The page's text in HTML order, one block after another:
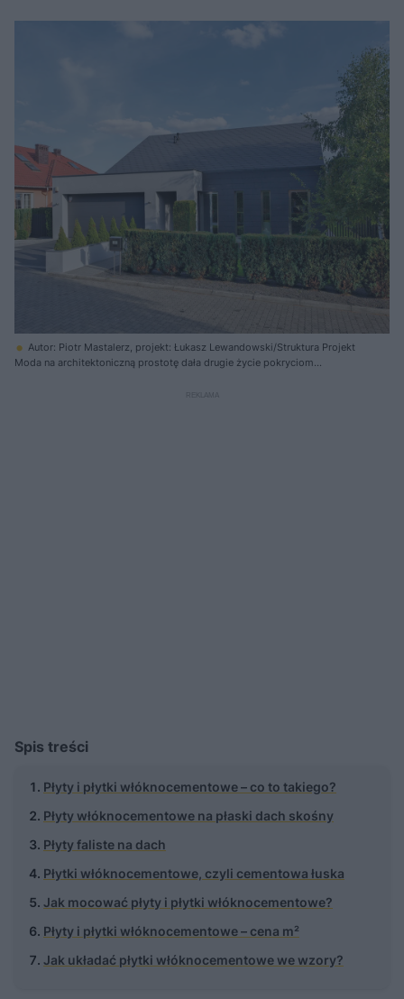
Autor: Piotr Mastalerz, projekt: Łukasz Lewandowski/Struktura Projekt
Moda na architektoniczną prostotę dała drugie życie pokryciom
Spis treści
Płyty i płytki włóknocementowe – co to takiego?
Płyty włóknocementowe na płaski dach skośny
Płyty faliste na dach
Płytki włóknocementowe, czyli cementowa łuska
Jak mocować płyty i płytki włóknocementowe?
Płyty i płytki włóknocementowe – cena m²
Jak układać płytki włóknocementowe we wzory?